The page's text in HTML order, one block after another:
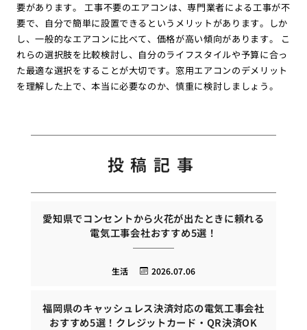
要があります。 工事不要のエアコンは、専門業者による工事が不
要で、自分で簡単に設置できるというメリットがあります。しか
し、一般的なエアコンに比べて、価格が高い傾向があります。 こ
れらの選択肢を比較検討し、自分のライフスタイルや予算に合っ
た最適な選択をすることが大切です。窓用エアコンのデメリット
を理解した上で、本当に必要なのか、慎重に検討しましょう。
投稿記事
愛知県でコンセントから火花が出たときに頼れる
電気工事会社おすすめ5選！
2026.07.06
生活
福岡県のキャッシュレス決済対応の電気工事会社
おすすめ5選！クレジットカード・QR決済OK